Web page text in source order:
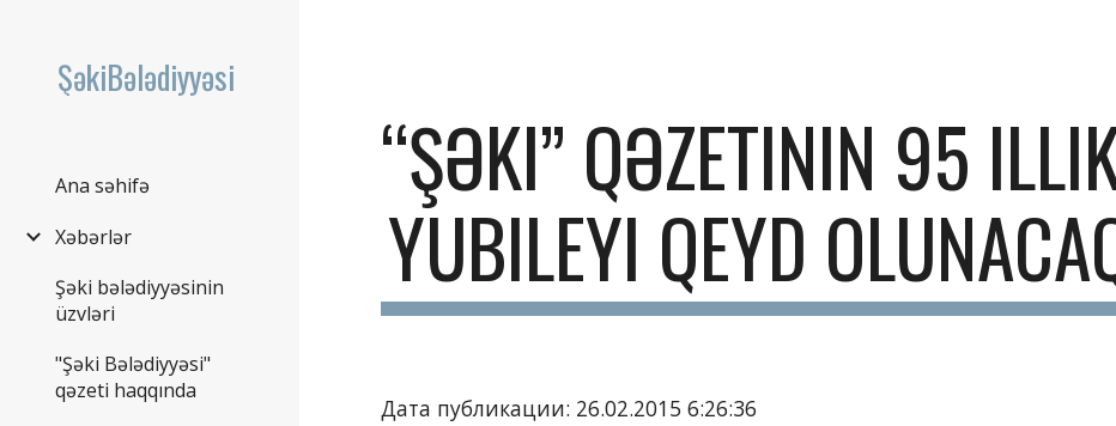
ŞəkiBələdiyyəsi
Ana səhifə
Xəbərlər
Şəki bələdiyyəsinin
üzvləri
"Şəki Bələdiyyəsi"
qəzeti haqqında
“ŞƏKI” QƏZETININ 95
YUBILEYI QEYD
Дата публикации: 26.02.2015 6:26:36